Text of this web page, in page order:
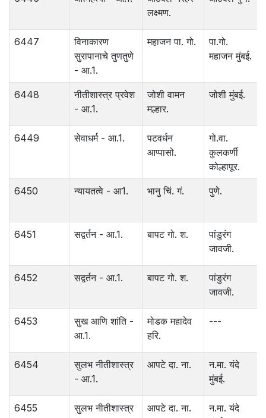
लक्ष्मण.
6447
विनाकारण
सुरापानाचे तुणतुणे
- आ.1.
महाजन पा. गो.
पा.गो.
महाजन मुंबई.
6448
नीतीशास्त्र प्रवेश
- आ.1.
जोशी वामन
मल्हार.
जोशी मुंबई.
6449 सेवाधर्म - आ.1.
पटवर्धन
आप्पासो.
गो.वा.
कुलकर्णी
कोल्हापूर.
6450 न्यायतत्वे - आ1. भानु चिं. गं. पुणे.
6451 सद्वर्तन - आ.1. बापट गो. श.
पांडुरंग
जावजी.
6452 सद्वर्तन - आ.1. बापट गो. श.
पांडुरंग
जावजी.
6453
सुख आणि शांति -
आ.1.
मोडक महादेव
हरि.
---
6454
सुलभ नीतीशास्त्र
- आ.1.
आपटे दा. ना.
न.मा. यंदे
मुंबई.
6455
सुलभ नीतीशास्त्र
आपटे दा. ना.
न.मा. यंदे